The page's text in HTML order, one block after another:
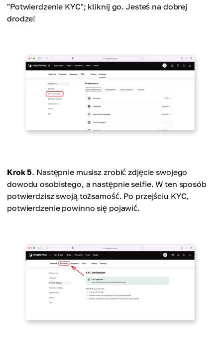
"Potwierdzenie KYC"; kliknij go. Jesteś na dobrej
drodze!
Krok 5. Następnie musisz zrobić zdjęcie swojego
dowodu osobistego, a następnie selfie. W ten sposób
potwierdzisz swoją tożsamość. Po przejściu KYC,
potwierdzenie powinno się pojawić.